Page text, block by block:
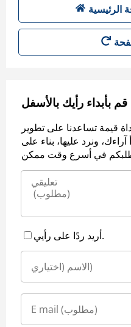
الرئيسية
قم بأبداء رأيك بالأسفل
قيمة تساعدنا على تطوير
ونرد عليها، بناء على
أريد ردًا على رأيي.